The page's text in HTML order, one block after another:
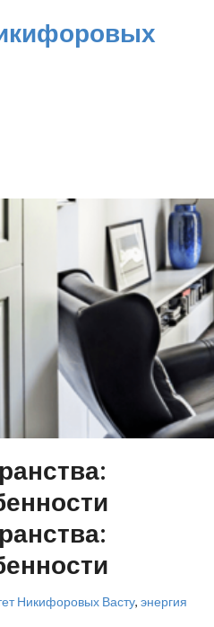
Никифоровых Васту, энергия